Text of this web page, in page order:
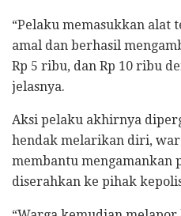
“Pelaku memasukkan alat
amal dan berhasil
Rp 5 ribu, dan Rp 10 ribu
jelasnya.
Aksi pelaku akhirnya
hendak melarikan diri,
membantu mengamankan
diserahkan ke pihak